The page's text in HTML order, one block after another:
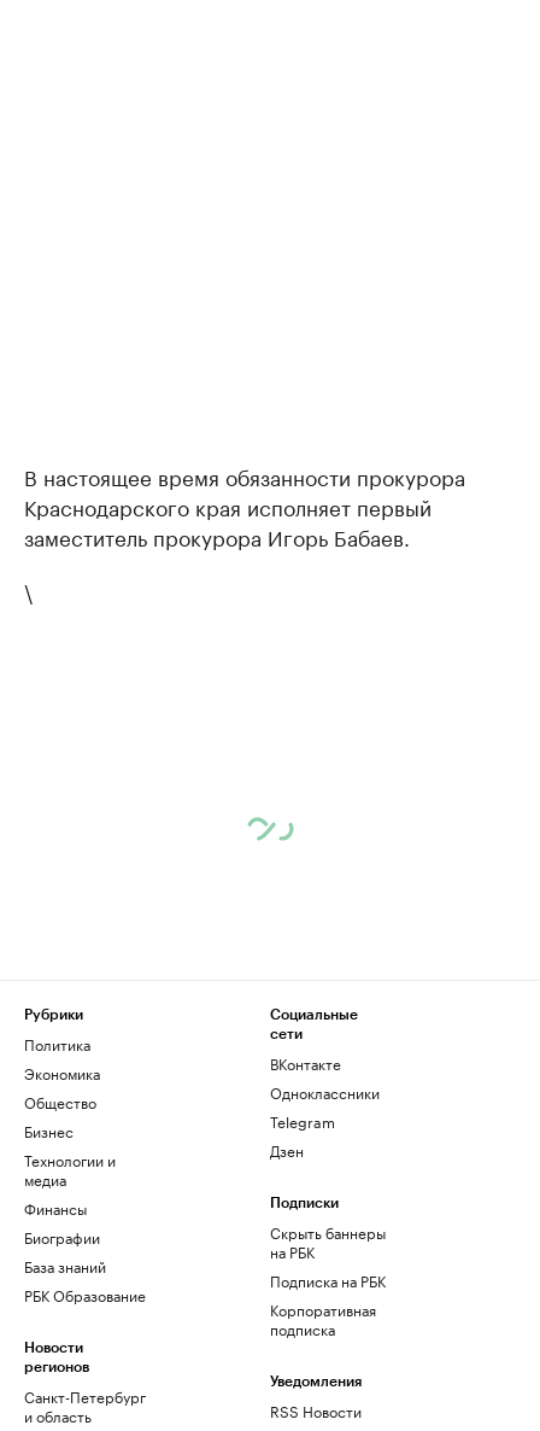
В настоящее время обязанности прокурора
Краснодарского края исполняет первый
заместитель прокурора Игорь Бабаев.
\
Рубрики
Политика
Экономика
Общество
Бизнес
Технологии и
медиа
Финансы
Биографии
База знаний
РБК Образование
Новости
регионов
Санкт-Петербург
и область
Социальные
сети
ВКонтакте
Одноклассники
Telegram
Дзен
Подписки
Скрыть баннеры
на РБК
Подписка на РБК
Корпоративная
подписка
Уведомления
RSS Новости